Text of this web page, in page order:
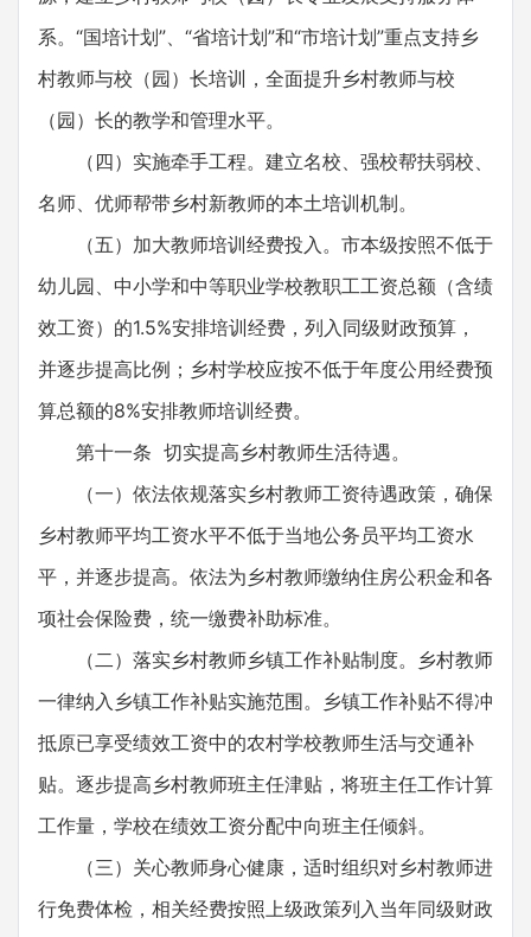
系。“国培计划”、“省培计划”和“市培计划”重点支持乡
村教师与校（园）长培训，全面提升乡村教师与校
（园）长的教学和管理水平。
（四）实施牵手工程。建立名校、强校帮扶弱校、
名师、优师帮带乡村新教师的本土培训机制。
（五）加大教师培训经费投入。市本级按照不低于
幼儿园、中小学和中等职业学校教职工工资总额（含绩
效工资）的1.5%安排培训经费，列入同级财政预算，
并逐步提高比例；乡村学校应按不低于年度公用经费预
算总额的8%安排教师培训经费。
第十一条 切实提高乡村教师生活待遇。
（一）依法依规落实乡村教师工资待遇政策，确保
乡村教师平均工资水平不低于当地公务员平均工资水
平，并逐步提高。依法为乡村教师缴纳住房公积金和各
项社会保险费，统一缴费补助标准。
（二）落实乡村教师乡镇工作补贴制度。乡村教师
一律纳入乡镇工作补贴实施范围。乡镇工作补贴不得冲
抵原已享受绩效工资中的农村学校教师生活与交通补
贴。逐步提高乡村教师班主任津贴，将班主任工作计算
工作量，学校在绩效工资分配中向班主任倾斜。
（三）关心教师身心健康，适时组织对乡村教师进
行免费体检，相关经费按照上级政策列入当年同级财政